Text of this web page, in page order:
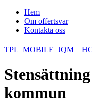
Hem
Om offertsvar
Kontakta oss
kommun